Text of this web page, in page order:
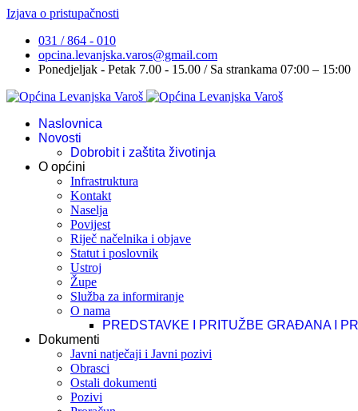
Izjava o pristupačnosti
031 / 864 - 010
opcina.levanjska.varos@gmail.com
Ponedjeljak - Petak 7.00 - 15.00 / Sa strankama 07:00 – 15:00
Naslovnica
Novosti
Dobrobit i zaštita životinja
O općini
Infrastruktura
Kontakt
Naselja
Povijest
Riječ načelnika i objave
Statut i poslovnik
Ustroj
Župe
Služba za informiranje
O nama
PREDSTAVKE I PRITUŽBE GRAĐANA I
Dokumenti
Javni natječaji i Javni pozivi
Obrasci
Ostali dokumenti
Pozivi